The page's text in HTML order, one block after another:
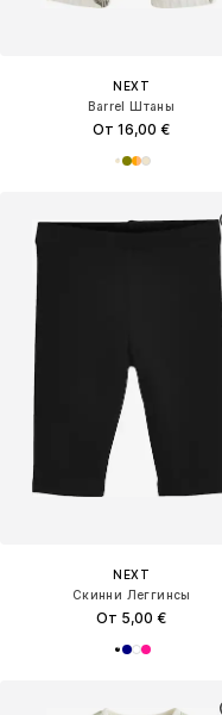
NEXT
Barrel Штаны
От 16,00 €
NEXT
Скинни Леггинсы
От 5,00 €